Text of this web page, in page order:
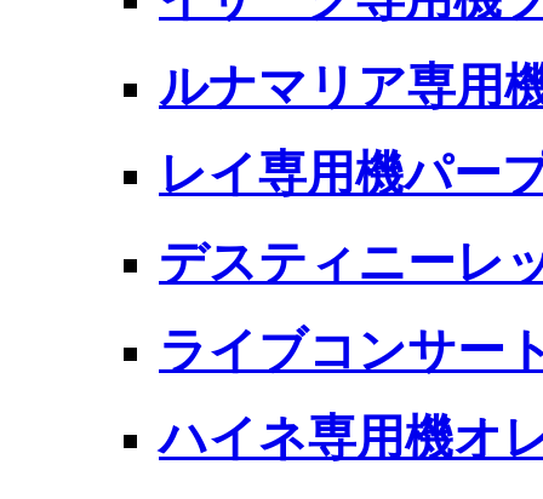
ルナマリア専用
レイ専用機パー
デスティニーレ
ライブコンサー
ハイネ専用機オ